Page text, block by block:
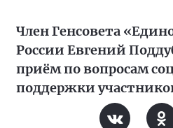
Член Генсовета
России Евгений
приём по вопросам
поддержки